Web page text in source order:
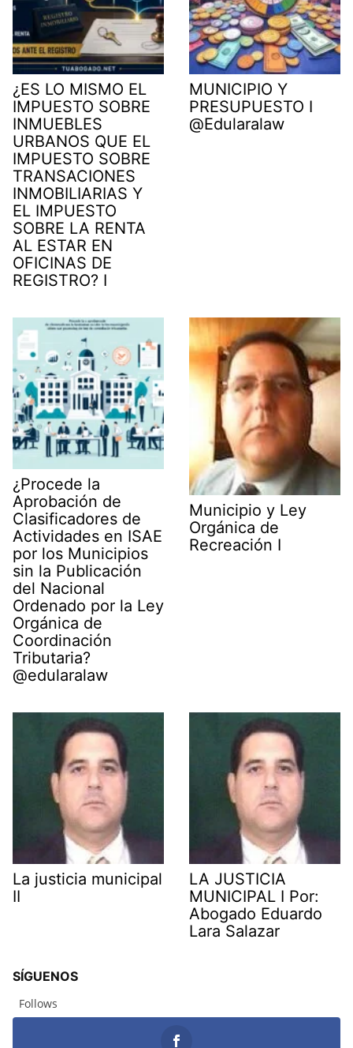
¿ES LO MISMO EL
IMPUESTO SOBRE
INMUEBLES
URBANOS QUE EL
IMPUESTO SOBRE
TRANSACIONES
INMOBILIARIAS Y
EL IMPUESTO
SOBRE LA RENTA
AL ESTAR EN
OFICINAS DE
REGISTRO? I
MUNICIPIO Y
PRESUPUESTO I
@Edularalaw
¿Procede la
Aprobación de
Clasificadores de
Actividades en ISAE
por los Municipios
sin la Publicación
del Nacional
Ordenado por la Ley
Orgánica de
Coordinación
Tributaria?
@edularalaw
Municipio y Ley
Orgánica de
Recreación I
La justicia municipal
II
LA JUSTICIA
MUNICIPAL I Por:
Abogado Eduardo
Lara Salazar
SÍGUENOS
Follows